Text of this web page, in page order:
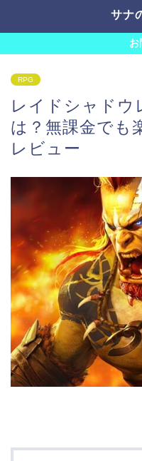
サナ
お
RPG
レイドシャドウ
は？無課金でも
レビュー